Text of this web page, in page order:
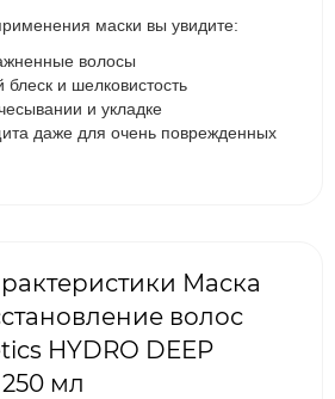
маски вы увидите:
волосы
и шелковистость
и укладке
даже для очень поврежденных
Маска
волос
HYDRO DEEP
250 мл